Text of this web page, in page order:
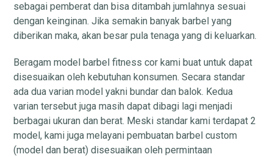
sebagai pemberat dan bisa ditambah jumlahnya sesuai
dengan keinginan. Jika semakin banyak barbel yang
diberikan maka, akan besar pula tenaga yang di keluarkan.
Beragam model barbel fitness cor kami buat untuk dapat
disesuaikan oleh kebutuhan konsumen. Secara standar
ada dua varian model yakni bundar dan balok. Kedua
varian tersebut juga masih dapat dibagi lagi menjadi
berbagai ukuran dan berat. Meski standar kami terdapat 2
model, kami juga melayani pembuatan barbel custom
(model dan berat) disesuaikan oleh permintaan